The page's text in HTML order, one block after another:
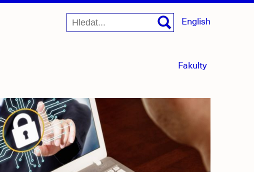
Fakultymenu
English